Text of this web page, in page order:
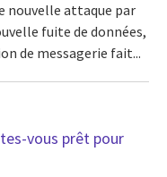
nouvelle attaque par
fuite de données,
de messagerie fait...
vous prêt pour